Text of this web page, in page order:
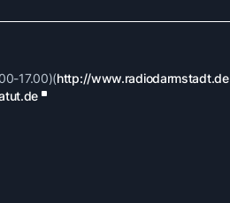
17.00)(http://www.radiodarmstadt.de